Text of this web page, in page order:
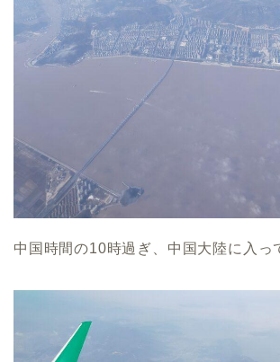
中国時間の10時過ぎ、中国大陸に入っ